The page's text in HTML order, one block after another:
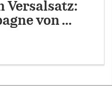
Versalsatz:
von …